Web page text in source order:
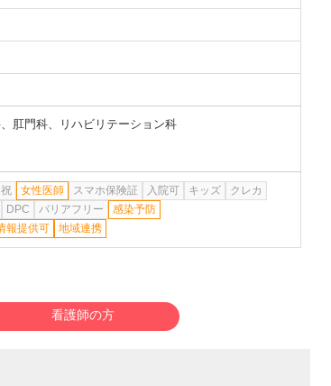
、 肛門科、
リハビリテーション科
祝 女性医師 スマホ保険証 入院可 キッズ
クレカ
DPC バリアフリー
感染予防
報提供可 地域連携
看護師の方